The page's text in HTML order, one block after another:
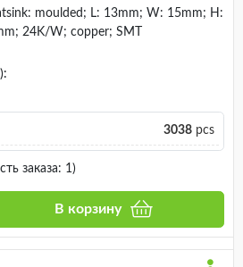
moulded; L: 13mm; W: 15mm; H:
24K/W; copper; SMT
3038 pcs
заказа: 1)
В корзину